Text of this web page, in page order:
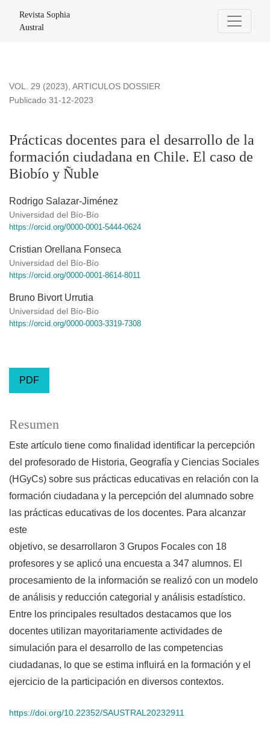
Revista Sophia
Austral
VOL. 29 (2023), ARTICULOS DOSSIER
Prácticas docentes para el desarrollo de la
formación ciudadana en Chile. El caso de
Biobío y Ñuble
Publicado 31-12-2023
Rodrigo Salazar-Jiménez
Universidad del Bío-Bío
https://orcid.org/0000-0001-5444-0624
Cristian Orellana Fonseca
Universidad del Bío-Bío
https://orcid.org/0000-0001-8614-8011
Bruno Bivort Urrutia
Universidad del Bío-Bío
https://orcid.org/0000-0003-3319-7308
PDF
Resumen
Este artículo tiene como finalidad identificar la percepción
del profesorado de Historia, Geografía y Ciencias Sociales
(HGyCs) sobre sus prácticas educativas en relación con la
formación ciudadana y la percepción del alumnado sobre
las prácticas educativas de los docentes. Para alcanzar
este
objetivo, se desarrollaron 3 Grupos Focales con 18
profesores y se aplicó una encuesta a 347 alumnos. El
procesamiento de la información se realizó con un modelo
de análisis y reducción categorial y análisis estadístico.
Entre los principales resultados destacamos que los
docentes utilizan mayoritariamente actividades de
simulación para el desarrollo de las competencias
ciudadanas, lo que se estima influirá en la formación y el
ejercicio de la participación en diversos contextos.
https://doi.org/10.22352/SAUSTRAL20232911